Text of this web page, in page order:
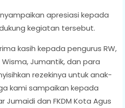
apresiasi kepada
kegiatan tersebut.
kasih kepada pengurus RW,
Wisma, Jumantik, dan para
rezekinya untuk anak-
kami sampaikan kepada
Jumaidi dan FKDM Kota Agus